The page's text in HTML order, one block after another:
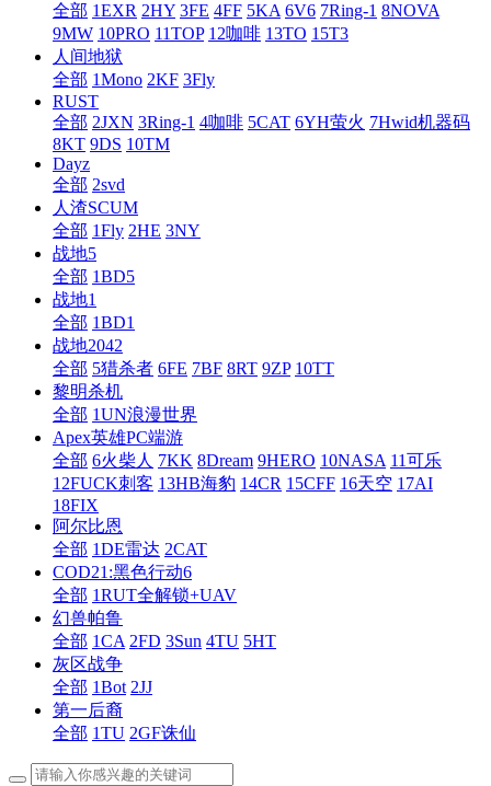
全部 1EXR 2HY 3FE 4FF 5KA 6V6 7Ring-1 8NOVA
9MW 10PRO 11TOP 12咖啡 13TO 15T3
人间地狱
全部 1Mono 2KF 3Fly
RUST
全部 2JXN 3Ring-1 4咖啡 5CAT 6YH萤火 7Hwid机器码
8KT 9DS 10TM
Dayz
全部 2svd
人渣SCUM
全部 1Fly 2HE 3NY
战地5
全部 1BD5
战地1
全部 1BD1
战地2042
全部 5猎杀者 6FE 7BF 8RT 9ZP 10TT
黎明杀机
全部 1UN浪漫世界
Apex英雄PC端游
全部 6火柴人 7KK 8Dream 9HERO 10NASA 11可乐
12FUCK刺客 13HB海豹 14CR 15CFF 16天空 17AI
18FIX
阿尔比恩
全部 1DE雷达 2CAT
COD21:黑色行动6
全部 1RUT全解锁+UAV
幻兽帕鲁
全部 1CA 2FD 3Sun 4TU 5HT
灰区战争
全部 1Bot 2JJ
第一后裔
全部 1TU 2GF诛仙